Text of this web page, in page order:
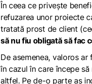
În ceea ce privește
refuzarea unor proiecte
tratată prost de client
să nu fiu obligată să fac
De asemenea, valoros
în cazul în care începe
altfel. Pe de-o parte aș